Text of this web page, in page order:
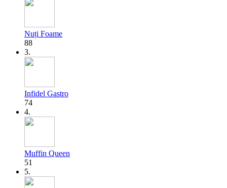
Nuți Foame
88
3.
Infidel Gastro
74
4.
Muffin Queen
51
5.